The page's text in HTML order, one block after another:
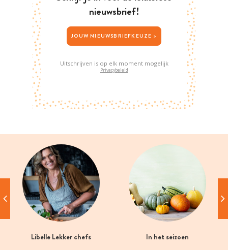
nieuwsbrief!
JOUW NIEUWSBRIEFKEUZE >
Uitschrijven is op elk moment mogelijk
Privacybeleid
Libelle Lekker chefs In het seizoen